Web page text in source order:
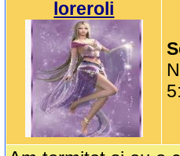
loreroli